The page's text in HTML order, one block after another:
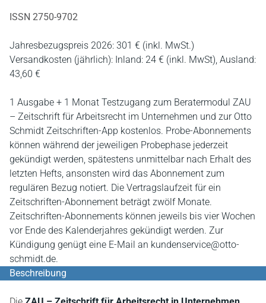
ISSN 2750-9702
Jahresbezugspreis 2026: 301 € (inkl. MwSt.)
Versandkosten (jährlich): Inland: 24 € (inkl. MwSt), Ausland:
43,60 €
1 Ausgabe + 1 Monat Testzugang zum Beratermodul ZAU
– Zeitschrift für Arbeitsrecht im Unternehmen und zur Otto
Schmidt Zeitschriften-App kostenlos. Probe-Abonnements
können während der jeweiligen Probephase jederzeit
gekündigt werden, spätestens unmittelbar nach Erhalt des
letzten Hefts, ansonsten wird das Abonnement zum
regulären Bezug notiert. Die Vertragslaufzeit für ein
Zeitschriften-Abonnement beträgt zwölf Monate.
Zeitschriften-Abonnements können jeweils bis vier Wochen
vor Ende des Kalenderjahres gekündigt werden. Zur
Kündigung genügt eine E-Mail an kundenservice@otto-
schmidt.de.
Beschreibung